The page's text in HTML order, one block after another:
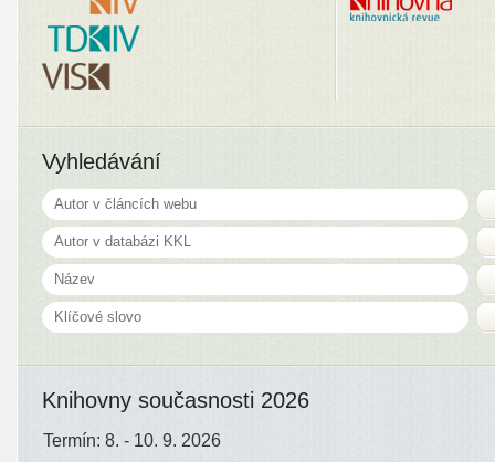
Vyhledávání
Knihovny současnosti 2026
Termín: 8. - 10. 9. 2026